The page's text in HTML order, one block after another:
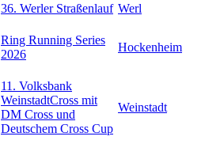
36. Werler Straßenlauf Werl
Ring Running Series
2026
Hockenheim
11. Volksbank
WeinstadtCross mit
DM Cross und
Deutschem Cross Cup
Weinstadt